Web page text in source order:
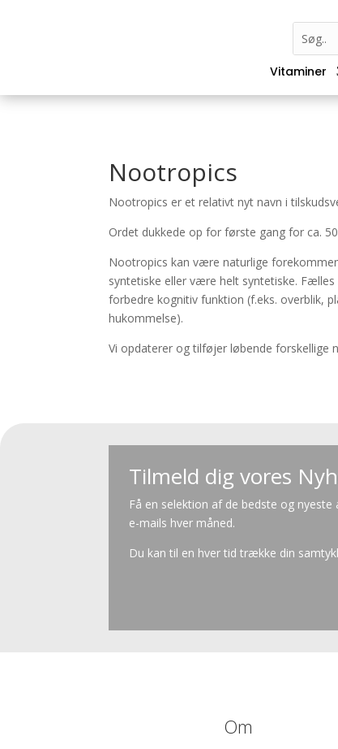
Vitaminer
Nootropics
Nootropics er et relativt nyt navn i
Ordet dukkede op for første gang for ca.
Nootropics kan være naturlige
syntetiske eller være helt syntetiske.
forbedre kognitiv funktion (f.eks. overblik,
hukommelse).
Vi opdaterer og tilføjer løbende forskellige
Tilmeld dig vores
Få en selektion af de bedste og
e-mails hver måned.
Du kan til en hver tid trække din
Om